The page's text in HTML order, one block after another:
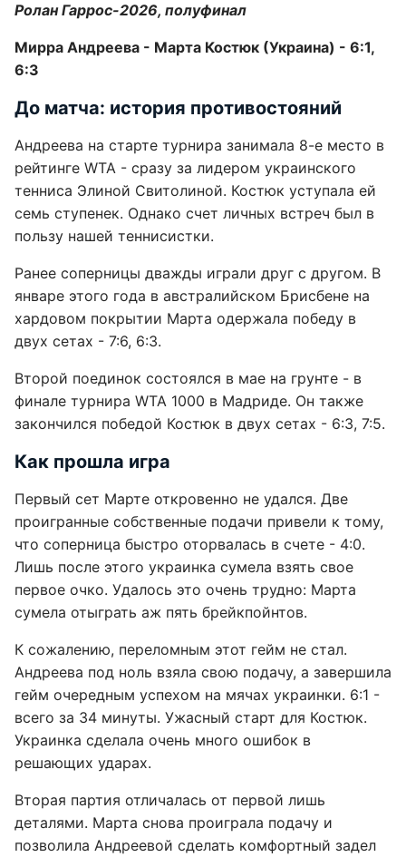
Ролан Гаррос-2026, полуфинал
Мирра Андреева - Марта Костюк (Украина) - 6:1,
6:3
До матча: история противостояний
Андреева на старте турнира занимала 8-е место в
рейтинге WTA - сразу за лидером украинского
тенниса Элиной Свитолиной. Костюк уступала ей
семь ступенек. Однако счет личных встреч был в
пользу нашей теннисистки.
Ранее соперницы дважды играли друг с другом. В
январе этого года в австралийском Брисбене на
хардовом покрытии Марта одержала победу в
двух сетах - 7:6, 6:3.
Второй поединок состоялся в мае на грунте - в
финале турнира WTA 1000 в Мадриде. Он также
закончился победой Костюк в двух сетах - 6:3, 7:5.
Как прошла игра
Первый сет Марте откровенно не удался. Две
проигранные собственные подачи привели к тому,
что соперница быстро оторвалась в счете - 4:0.
Лишь после этого украинка сумела взять свое
первое очко. Удалось это очень трудно: Марта
сумела отыграть аж пять брейкпойнтов.
К сожалению, переломным этот гейм не стал.
Андреева под ноль взяла свою подачу, а завершила
гейм очередным успехом на мячах украинки. 6:1 -
всего за 34 минуты. Ужасный старт для Костюк.
Украинка сделала очень много ошибок в
решающих ударах.
Вторая партия отличалась от первой лишь
деталями. Марта снова проиграла подачу и
позволила Андреевой сделать комфортный задел